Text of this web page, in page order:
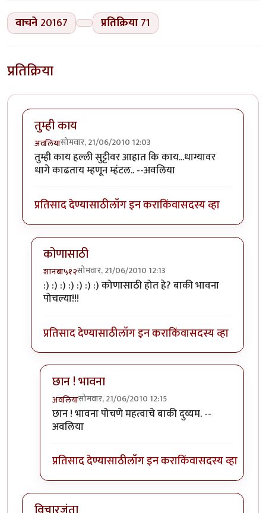
वाचने 20167 प्रतिक्रिया 71
प्रतिक्रिया
तुम्ही काय
अवलियासोमवार, 21/06/2010 12:03
तुम्ही काय हल्ली सुट्टीवर आहात कि काय...धाग्यावर
धागे काढताय म्हणून म्हंटल.. --अवलिया
प्रतिसाद देण्यासाठीलॉग इन कराकिंवासदस्य व्हा
कोणासाठी
शानबा५१२सोमवार, 21/06/2010 12:13
In reply toतुम्ही कायbyअवलिया
:) :) :) :) :) :) :) कोणासाठी होत हे? बाकी भावना
पोचल्या!!!
प्रतिसाद देण्यासाठीलॉग इन कराकिंवासदस्य व्हा
छान ! भावना
अवलियासोमवार, 21/06/2010 12:15
In reply toकोणासाठीbyशानबा५१२
छान ! भावना पोचणे महत्वाचे बाकी दुय्यम. --
अवलिया
प्रतिसाद देण्यासाठीलॉग इन कराकिंवासदस्य व्हा